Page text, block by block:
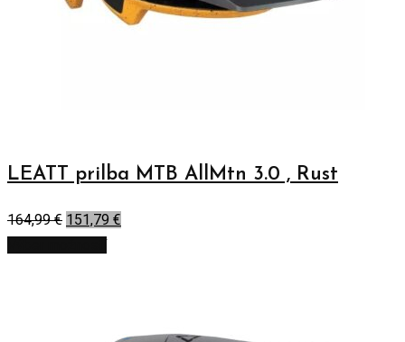
LEATT prilba MTB AllMtn 3.0 , Rust
164,99€ 151,79 €